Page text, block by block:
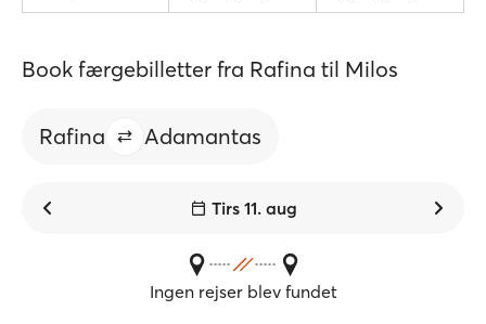
Book færgebilletter fra Rafina til Milos
Rafina Adamantas
Tirs 11. aug
Ingen rejser blev fundet